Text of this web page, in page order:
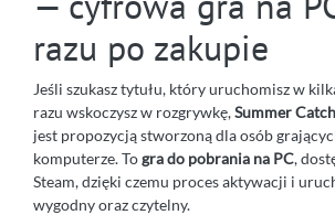
razu po zakupie
Jeśli szukasz tytułu, który uruchomisz w
razu wskoczysz w rozgrywkę,Summer
jest propozycją stworzoną dla osób
komputerze. Togra do pobrania na PC,
Steam, dzięki czemu proces aktywacji i
wygodny oraz czytelny.